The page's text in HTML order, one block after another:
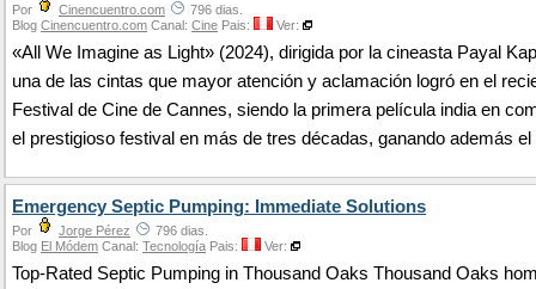
Por Cinencuentro.com
796 dias.
Blog Cinencuentro.com Canal: Cine Pais: Ver:
«All We Imagine as Light» (2024), dirigida por la cineasta Payal
una de las cintas que mayor atención y aclamación logró en el
Festival de Cine de Cannes, siendo la primera película india en
el prestigioso festival en más de tres décadas, ganando además el
Emergency Septic Pumping: Immediate Solutions
Por Jorge Pérez
796 dias.
Blog El Módem Canal: Tecnología Pais: Ver:
Top-Rated Septic Pumping in Thousand Oaks Thousand Oaks